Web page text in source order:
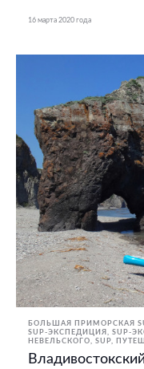
16 марта 2020 года
БОЛЬШАЯ ПРИМОРСКАЯ
SUP-ЭКСПЕДИЦИЯ
SUP-
НЕВЕЛЬСКОГО
SUP